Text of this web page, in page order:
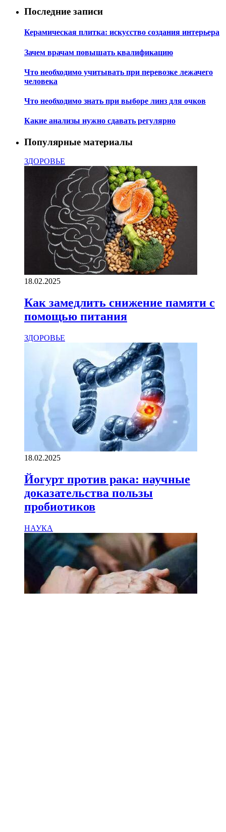
Последние записи
Керамическая плитка: искусство создания интерьера
Зачем врачам повышать квалификацию
Что необходимо учитывать при перевозке лежачего
человека
Что необходимо знать при выборе линз для очков
Какие анализы нужно сдавать регулярно
Популярные материалы
ЗДОРОВЬЕ
18.02.2025
Как замедлить снижение памяти с
помощью питания
ЗДОРОВЬЕ
18.02.2025
Йогурт против рака: научные
доказательства пользы
пробиотиков
НАУКА